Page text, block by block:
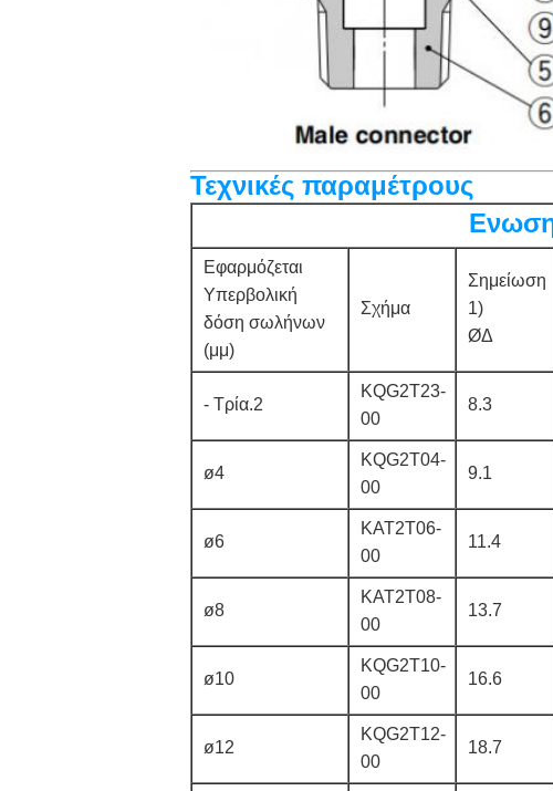
Τεχνικές παραμέτρους
Εφαρμόζεται
Υπερβολική
δόση σωλήνων
(μμ)
Σχήμα
Σημείωση
1)
ØΔ
- Τρία.2
KQG2T23-
00
8.3
ø4
KQG2T04-
00
9.1
ø6
ΚΑΤ2Τ06-
00
11.4
ø8
ΚΑΤ2Τ08-
00
13.7
ø10
KQG2T10-
00
16.6
ø12
KQG2T12-
00
18.7